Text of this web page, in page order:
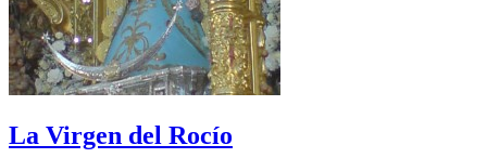
La Virgen del Rocío